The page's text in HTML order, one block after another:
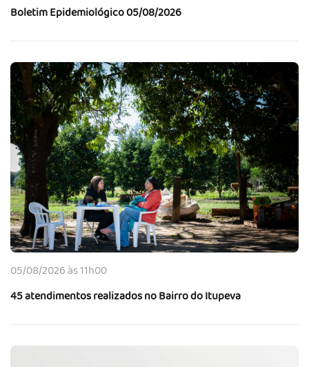
Boletim Epidemiológico 05/08/2026
05/08/2026 às 11h00
45 atendimentos realizados no Bairro do Itupeva